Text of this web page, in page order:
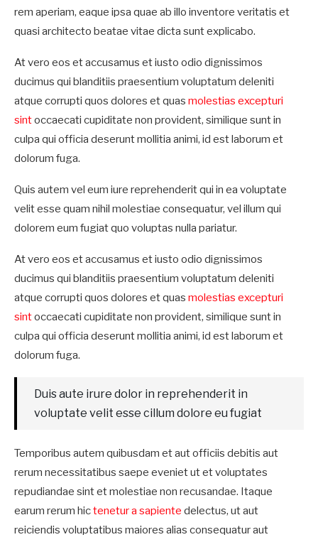
rem aperiam, eaque ipsa quae ab illo inventore veritatis et
quasi architecto beatae vitae dicta sunt explicabo.
At vero eos et accusamus et iusto odio dignissimos
ducimus qui blanditiis praesentium voluptatum deleniti
atque corrupti quos dolores et quas molestias excepturi
sintoccaecati cupiditate non provident, similique sunt in
culpa qui officia deserunt mollitia animi, id est laborum et
dolorum fuga.
Quis autem vel eum iure reprehenderit qui in ea voluptate
velit esse quam nihil molestiae consequatur, vel illum qui
dolorem eum fugiat quo voluptas nulla pariatur.
At vero eos et accusamus et iusto odio dignissimos
ducimus qui blanditiis praesentium voluptatum deleniti
atque corrupti quos dolores et quas molestias excepturi
sintoccaecati cupiditate non provident, similique sunt in
culpa qui officia deserunt mollitia animi, id est laborum et
dolorum fuga.
Duis aute irure dolor in reprehenderit in
voluptate velit esse cillum dolore eu fugiat
Temporibus autem quibusdam et aut officiis debitis aut
rerum necessitatibus saepe eveniet ut et voluptates
repudiandae sint et molestiae non recusandae. Itaque
earum rerum hictenetur a sapiente delectus, ut aut
reiciendis voluptatibus maiores alias consequatur aut